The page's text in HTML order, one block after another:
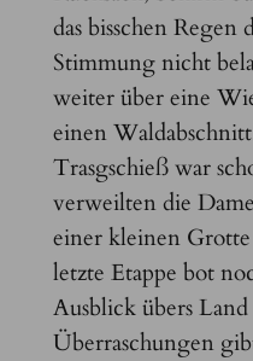
das bisschen
Stimmung nicht
weiter über eine
einen
Trasgschieß war
verweilten die
einer kleinen
letzte Etappe bot
Ausblick übers
Überraschungen